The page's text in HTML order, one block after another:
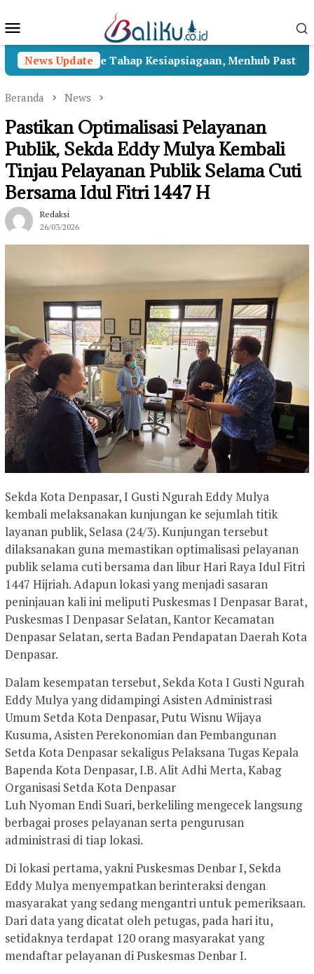
ke
Mobile
News Update
ke Tahap Kesiapsiagaan, Menhub Pastikan
Beranda News
Pastikan Optimalisasi Pelayanan
Publik, Sekda Eddy Mulya Kembali
Tinjau Pelayanan Publik Selama Cuti
Bersama Idul Fitri 1447 H
Redaksi
26/03/2026
Sekda Kota Denpasar, I Gusti Ngurah Eddy Mulya
kembali melaksanakan kunjungan ke sejumlah titik
layanan publik, Selasa (24/3). Kunjungan tersebut
dilaksanakan guna memastikan optimalisasi pelayanan
publik selama cuti bersama dan libur Hari Raya Idul Fitri
1447 Hijriah. Adapun lokasi yang menjadi sasaran
peninjauan kali ini meliputi Puskesmas I Denpasar Barat,
Puskesmas I Denpasar Selatan, Kantor Kecamatan
Denpasar Selatan, serta Badan Pendapatan Daerah Kota
Denpasar.
Dalam kesempatan tersebut, Sekda Kota I Gusti Ngurah
Eddy Mulya yang didampingi Asisten Administrasi
Umum Setda Kota Denpasar, Putu Wisnu Wijaya
Kusuma, Asisten Perekonomian dan Pembangunan
Setda Kota Denpasar sekaligus Pelaksana Tugas Kepala
Bapenda Kota Denpasar, I.B. Alit Adhi Merta, Kabag
Organisasi Setda Kota Denpasar
Luh Nyoman Endi Suari, berkeliling mengecek langsung
berbagai proses pelayanan serta pengurusan
administrasi di tiap lokasi.
Di lokasi pertama, yakni Puskesmas Denbar I, Sekda
Eddy Mulya menyempatkan berinteraksi dengan
masyarakat yang sedang mengantri untuk pemeriksaan.
Dari data yang dicatat oleh petugas, pada hari itu,
setidaknya terdapat 120 orang masyarakat yang
mendaftar pelayanan di Puskesmas Denbar I.